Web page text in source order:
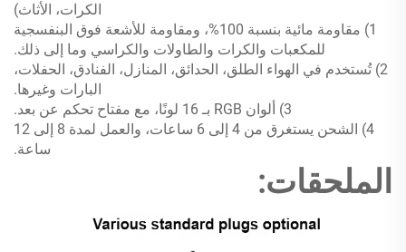
الكرات، الأثاث)
1) مقاومة مائية بنسبة 100%، ومقاومة للأشعة فوق البنفسجية
للمكعبات والكرات والطاولات والكراسي وما إلى ذلك.
2) تُستخدم في الهواء الطلق، الحدائق، المنازل، الفنادق، الحفلات،
البارات وغيرها.
3) ألوان RGB بـ 16 لونًا، مع مفتاح تحكم عن بعد.
4) الشحن يستغرق من 4 إلى 6 ساعات، والعمل لمدة 8 إلى 12
ساعة.
الملحقات: